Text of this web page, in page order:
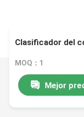
Clasificador del
MOQ：1
Mejor